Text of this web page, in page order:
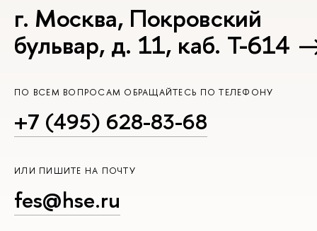
г. Москва, Покровский
бульвар, д. 11, каб. Т-614
ПО ВСЕМ ВОПРОСАМ ОБРАЩАЙТЕСЬ ПО ТЕЛЕФОНУ
+7 (495) 628-83-68
ИЛИ ПИШИТЕ НА ПОЧТУ
fes@hse.ru